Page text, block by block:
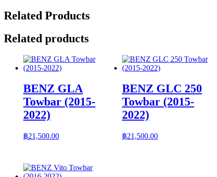
Related Products
Related products
BENZ GLA
Towbar (2015-
2022)
฿21,500.00
BENZ GLC 250
Towbar (2015-
2022)
฿21,500.00